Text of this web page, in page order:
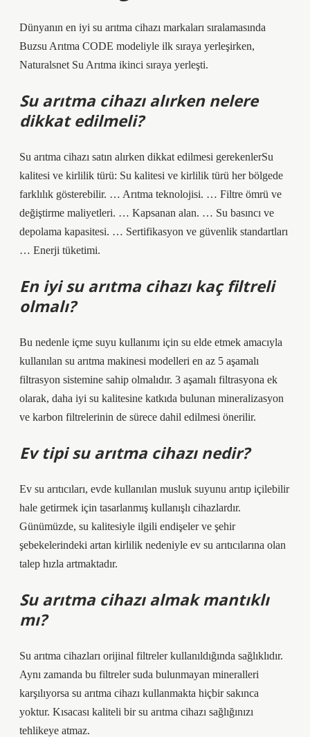
Dünyanın en iyi su arıtma cihazı markaları sıralamasında
Buzsu Arıtma CODE modeliyle ilk sıraya yerleşirken,
Naturalsnet Su Arıtma ikinci sıraya yerleşti.
Su arıtma cihazı alırken nelere
dikkat edilmeli?
Su arıtma cihazı satın alırken dikkat edilmesi gerekenlerSu
kalitesi ve kirlilik türü: Su kalitesi ve kirlilik türü her bölgede
farklılık gösterebilir. … Arıtma teknolojisi. … Filtre ömrü ve
değiştirme maliyetleri. … Kapsanan alan. … Su basıncı ve
depolama kapasitesi. … Sertifikasyon ve güvenlik standartları
… Enerji tüketimi.
En iyi su arıtma cihazı kaç filtreli
olmalı?
Bu nedenle içme suyu kullanımı için su elde etmek amacıyla
kullanılan su arıtma makinesi modelleri en az 5 aşamalı
filtrasyon sistemine sahip olmalıdır. 3 aşamalı filtrasyona ek
olarak, daha iyi su kalitesine katkıda bulunan mineralizasyon
ve karbon filtrelerinin de sürece dahil edilmesi önerilir.
Ev tipi su arıtma cihazı nedir?
Ev su arıtıcıları, evde kullanılan musluk suyunu arıtıp içilebilir
hale getirmek için tasarlanmış kullanışlı cihazlardır.
Günümüzde, su kalitesiyle ilgili endişeler ve şehir
şebekelerindeki artan kirlilik nedeniyle ev su arıtıcılarına olan
talep hızla artmaktadır.
Su arıtma cihazı almak mantıklı
mı?
Su arıtma cihazları orijinal filtreler kullanıldığında sağlıklıdır.
Aynı zamanda bu filtreler suda bulunmayan mineralleri
karşılıyorsa su arıtma cihazı kullanmakta hiçbir sakınca
yoktur. Kısacası kaliteli bir su arıtma cihazı sağlığınızı
tehlikeye atmaz.